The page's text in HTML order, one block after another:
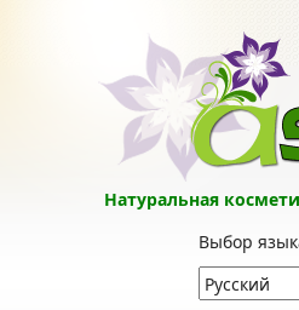
Натуральная
Выбор